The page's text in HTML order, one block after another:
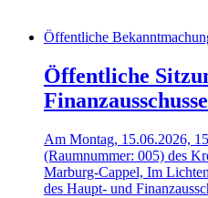
Öffentliche
Öffentliche
Am Montag, 15.06.2026,
(Raumnummer: 005) des
Marburg-Cappel, Im
des Haupt- und